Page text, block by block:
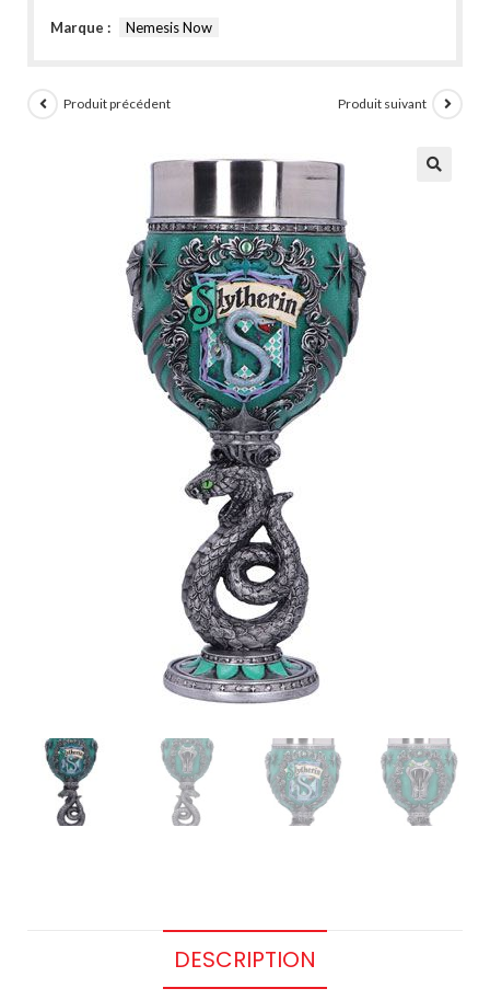
Marque : Nemesis Now
Produit précédent Produit suivant
DESCRIPTION